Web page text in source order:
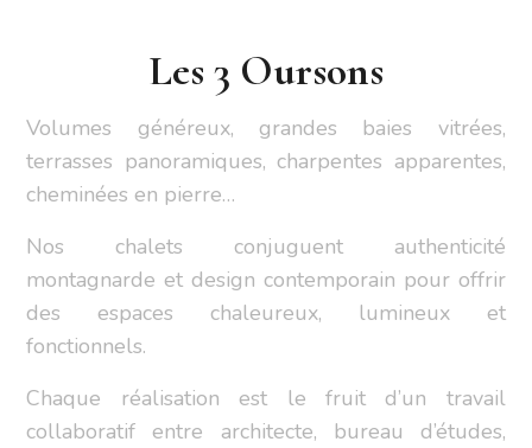
Les 3 Oursons
Volumes généreux, grandes baies vitrées,
terrasses panoramiques, charpentes apparentes,
cheminées en pierre…
Nos chalets conjuguent authenticité
montagnarde et design contemporain pour offrir
des espaces chaleureux, lumineux et
fonctionnels.
Chaque réalisation est le fruit d’un travail
collaboratif entre architecte, bureau d’études,